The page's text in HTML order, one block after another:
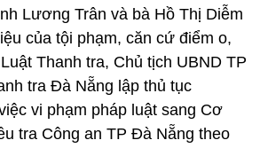
Lương Trân và bà Hồ Thị Diễm
của tội phạm, căn cứ điểm o,
Thanh tra, Chủ tịch UBND TP
tra Đà Nẵng lập thủ tục
vi phạm pháp luật sang Cơ
tra Công an TP Đà Nẵng theo